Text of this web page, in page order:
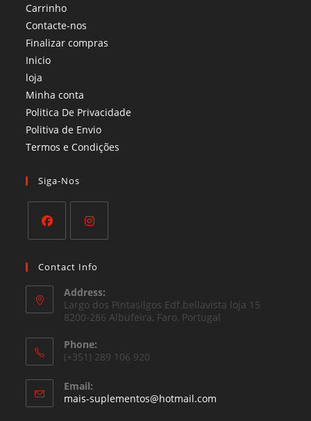
Carrinho
Contacte-nos
Finalizar compras
Inicio
loja
Minha conta
Politica De Privacidade
Politiva de Envio
Termos e Condições​
Siga-Nos
in
new
tab
in
new
tab
Contact Info
Address:
Largo dos Pintasilgos Edf.bellavista loja 15
8200-286 Albufeira, Faro, Portugal
Phone:
(+351) 289 106 920
Email:
mais-suplementos@hotmail.com